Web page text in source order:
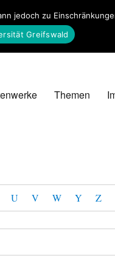
Themen
U V W Y Z
jedoch zu
Greifswald